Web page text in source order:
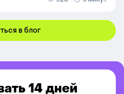
в блог
14 дней